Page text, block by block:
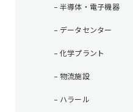
半導体・電子機器
データセンター
化学プラント
物流施設
ハラール